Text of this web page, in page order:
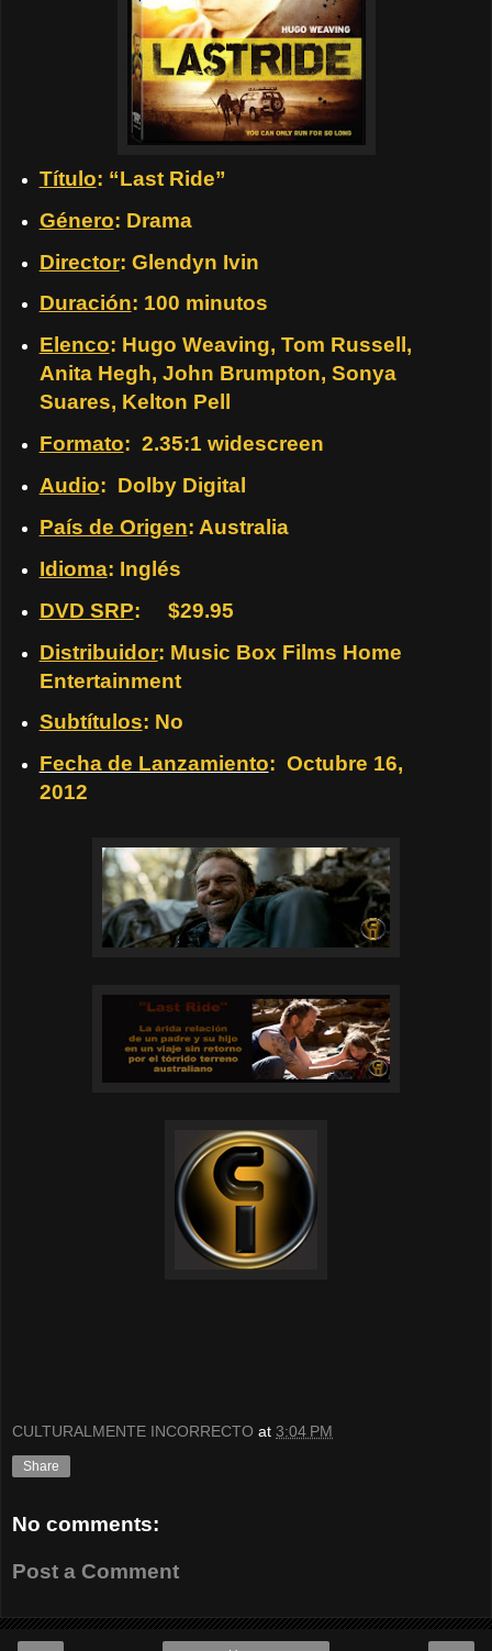
Título: “Last Ride”
Género: Drama
Director: Glendyn Ivin
Duración: 100 minutos
Elenco: Hugo Weaving, Tom Russell,
Anita Hegh, John Brumpton, Sonya
Suares, Kelton Pell
Formato: 2.35:1 widescreen
Audio: Dolby Digital
País de Origen: Australia
Idioma: Inglés
DVD SRP: $29.95
Distribuidor: Music Box Films Home
Entertainment
Subtítulos: No
Fecha de Lanzamiento: Octubre 16,
2012
CULTURALMENTE INCORRECTO at 3:04 PM
Share
No comments:
Post a Comment